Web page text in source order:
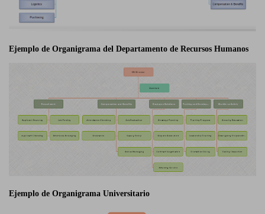
Ejemplo de Organigrama del Departamento de Recursos Humanos
Ejemplo de Organigrama Universitario